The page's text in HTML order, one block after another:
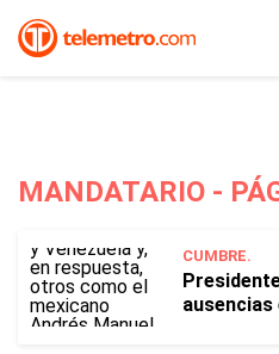
MANDATARIO -
CUMBRE.
ausencias